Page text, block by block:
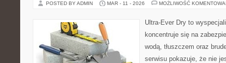
POSTED BY ADMIN MAR - 11 - 2026 MOŻLIWOŚĆ
Ultra-Ever Dry to
koncentruje się na
wodą, tłuszczem oraz
serwisu pokazuje, że nie